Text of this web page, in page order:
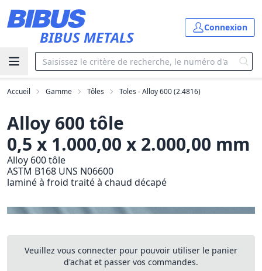
BIBUS METALS
Connexion
Accueil Gamme Tôles Toles - Alloy 600 (2.4816)
Alloy 600 tôle
0,5 x 1.000,00 x 2.000,00 mm
Alloy 600 tôle
ASTM B168 UNS N06600
laminé à froid traité à chaud décapé
Veuillez vous connecter pour pouvoir utiliser le panier
d'achat et passer vos commandes.